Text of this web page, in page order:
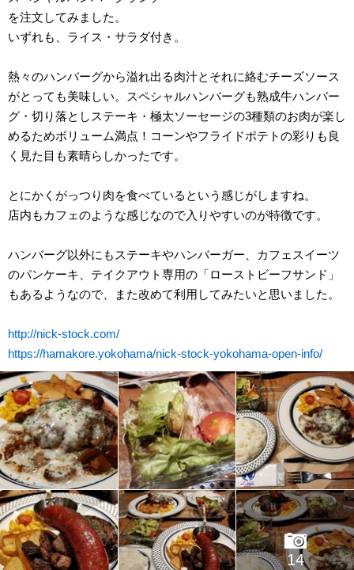
を注文してみました。
いずれも、ライス・サラダ付き。
熱々のハンバーグから溢れ出る肉汁とそれに絡むチーズソース
がとっても美味しい。スペシャルハンバーグも熟成牛ハンバー
グ・切り落としステーキ・極太ソーセージの3種類のお肉が楽し
めるためボリューム満点！コーンやフライドポテトの彩りも良
く見た目も素晴らしかったです。
とにかくがっつり肉を食べているという感じがしますね。
店内もカフェのような感じなので入りやすいのが特徴です。
ハンバーグ以外にもステーキやハンバーガー、カフェスイーツ
のパンケーキ、テイクアウト専用の「ローストビーフサンド」
もあるようなので、また改めて利用してみたいと思いました。
http://nick-stock.com/
https://hamakore.yokohama/nick-stock-yokohama-open-info/
14